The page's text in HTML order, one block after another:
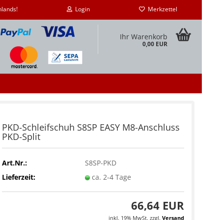
Login Merkzettel
Ihr Warenkorb
0,00 EUR
M6-
M8-
PKD-Schleifschuh S8SP EASY M8-Anschluss
PKD-Split
Art.Nr.:
S8SP-PKD
Lieferzeit:
ca. 2-4 Tage
66,64 EUR
inkl. 19% MwSt. zzgl. Versand